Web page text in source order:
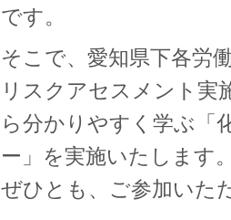
です。
そこで、愛知県下各労
リスクアセスメント実
ら分かりやすく学ぶ「
ー」を実施いたします
ぜひとも、ご参加いた